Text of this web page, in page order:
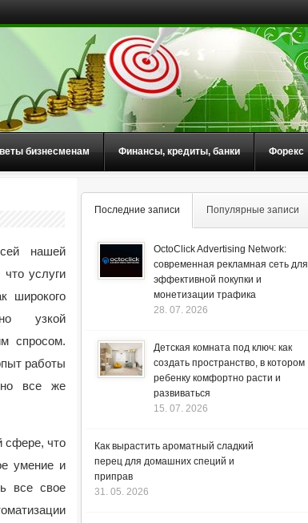
бизнесменам Финансы, кредиты, банки Форекс
нашей
услуги
широкого
узкой
спросом.
работы
но все же
сфере, что
умение и
все свое
Последние записи Популярные записи
OctoClick Advertising Network:
современная рекламная сеть для
эффективной покупки и
монетизации трафика
28. 07. 2026
Детская комната под ключ: как
создать пространство, в котором
ребенку комфортно расти и
развиваться
15. 07. 2026
Как вырастить ароматный сладкий
перец для домашних специй и
приправ
31. 05. 2026